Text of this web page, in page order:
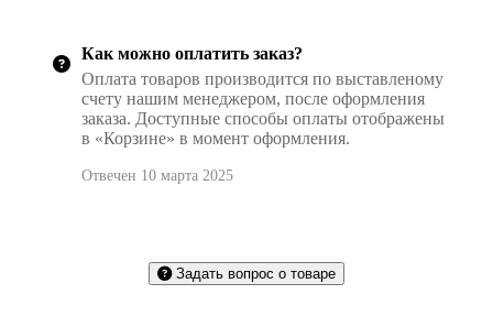
Как можно оплатить заказ?
Оплата товаров производится по выставленому
счету нашим менеджером, после оформления
заказа. Доступные способы оплаты отображены
в «Корзине» в момент оформления.
Отвечен 10 марта 2025
Задать вопрос о товаре